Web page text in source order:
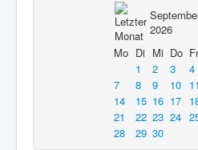
2026
Mo Di Mi Do Fr
1
2 3 4
7
8 9 10 11
14
15 16 17
21
22 23 24
28
29 30